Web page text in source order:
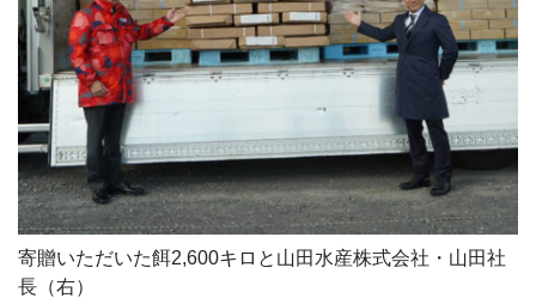
寄贈いただいた餌2,600キロと山田水産株式会社・山田社
長（右）